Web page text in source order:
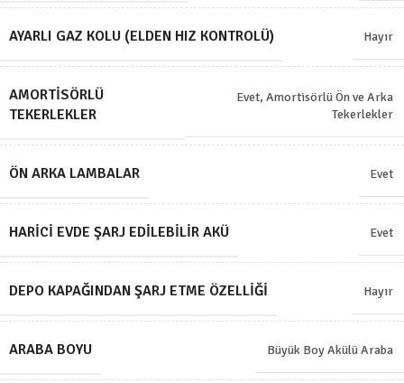
AYARLI GAZ KOLU (ELDEN HIZ KONTROLÜ) Hayır
AMORTISÖRLÜ
TEKERLEKLER
Evet, Amortisörlü Ön ve Arka
Tekerlekler
ÖN ARKA LAMBALAR Evet
HARICI EVDE ŞARJ EDILEBILIR AKÜ Evet
DEPO KAPAĞINDAN ŞARJ ETME ÖZELLIĞI Hayır
ARABA BOYU Büyük Boy Akülü Araba